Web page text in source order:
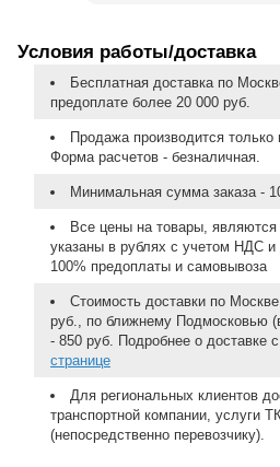
Условия работы/доставка
Бесплатная доставка по
предоплате более 20 000 руб.
Продажа производится
Форма расчетов - безналичная.
Минимальная сумма заказа -
Все цены на товары,
указаны в рублях с учетом НДС
100% предоплаты и самовывоза
Стоимость доставки по
руб., по ближнему Подмосковью
- 850 руб. Подробнее о доставке
странице
Для региональных клиентов
транспортной компании, услуги
(непосредственно перевозчику).